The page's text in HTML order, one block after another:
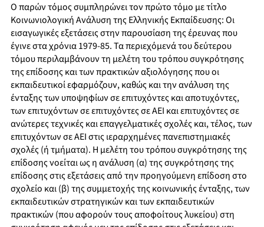
Ο παρών τόμος συμπληρώνει τον πρώτο τόμο με τίτλο
Κοινωνιολογική Ανάλυση της Ελληνικής Εκπαίδευσης: Οι
εισαγωγικές εξετάσεις στην παρουσίαση της έρευνας που
έγινε στα χρόνια 1979-85. Τα περιεχόμενά του δεύτερου
τόμου περιλαμβάνουν τη μελέτη του τρόπου συγκρότησης
της επίδοσης και των πρακτικών αξιολόγησης που οι
εκπαιδευτικοί εφαρμόζουν, καθώς και την ανάλυση της
ένταξης των υποψηφίων σε επιτυχόντες και αποτυχόντες,
των επιτυχόντων σε επιτυχόντες σε ΑΕΙ και επιτυχόντες σε
ανώτερες τεχνικές και επαγγελματικές σχολές και, τέλος, των
επιτυχόντων σε ΑΕΙ στις ιεραρχημένες πανεπιστημιακές
σχολές (ή τμήματα). Η μελέτη του τρόπου συγκρότησης της
επίδοσης νοείται ως η ανάλυση (α) της συγκρότησης της
επίδοσης στις εξετάσεις από την προηγούμενη επίδοση στο
σχολείο και (β) της συμμετοχής της κοινωνικής ένταξης, των
εκπαιδευτικών στρατηγικών και των εκπαιδευτικών
πρακτικών (που αφορούν τους αποφοίτους λυκείου) στη